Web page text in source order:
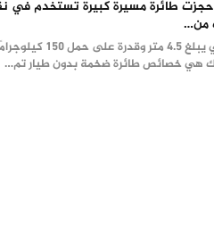
حجزت طائرة مسيرة كبيرة تستخدم في
من…
أبيض ، بطول جناحي يبلغ 4.5 متر وقدرة على حمل 150
هي خصائص طائرة ضخمة بدون طيار تم…